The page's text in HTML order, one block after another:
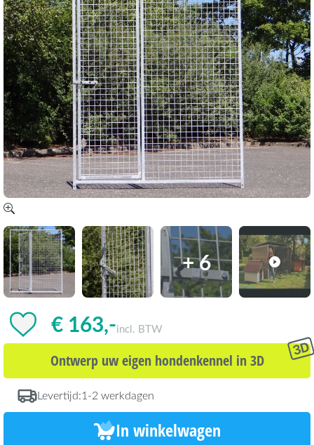
+ 6
€ 163,-incl. BTW
Ontwerp uw eigen hondenkennel in 3D
Levertijd:1-2 werkdagen
In winkelwagen